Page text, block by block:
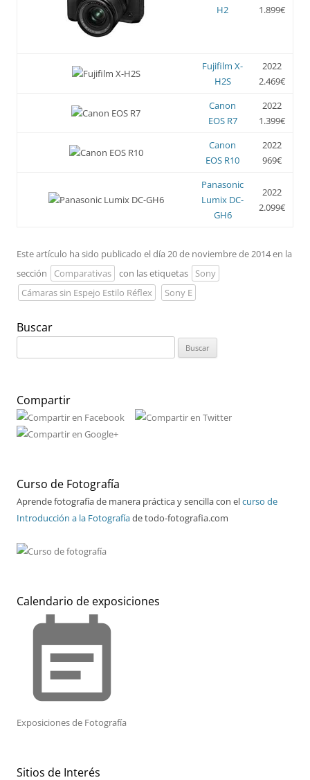
H2
1.899€
Fujifilm X-
H2S
2022
2.469€
Canon
EOS R7
2022
1.399€
Canon
EOS R10
2022
969€
Panasonic
Lumix DC-
GH6
2022
2.099€
Este artículo ha sido publicado el día 20 de noviembre de 2014 en la
sección
Comparativas con las etiquetas
Sony
Cámaras sin Espejo Estilo Réflex
Sony E
Buscar
Compartir
Curso de Fotografía
Aprende fotografía de manera práctica y sencilla con elcurso de
Introducción a la Fotografíade todo-fotografia.com
Calendario de exposiciones
event_note
Exposiciones de Fotografía
Sitios de Interés